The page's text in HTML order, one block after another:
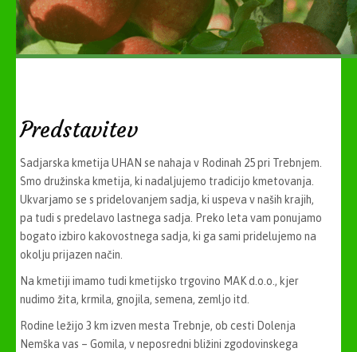
Recepti naše mame
Kontakt
Predstavitev
Sadjarska kmetija UHAN se nahaja v Rodinah 25 pri Trebnjem.
Smo družinska kmetija, ki nadaljujemo tradicijo kmetovanja.
Ukvarjamo se s pridelovanjem sadja, ki uspeva v naših krajih,
pa tudi s predelavo lastnega sadja. Preko leta vam ponujamo
bogato izbiro kakovostnega sadja, ki ga sami pridelujemo na
okolju prijazen način.
Na kmetiji imamo tudi kmetijsko trgovino MAK d.o.o., kjer
nudimo žita, krmila, gnojila, semena, zemljo itd.
Rodine ležijo 3 km izven mesta Trebnje, ob cesti Dolenja
Nemška vas – Gomila, v neposredni bližini zgodovinskega